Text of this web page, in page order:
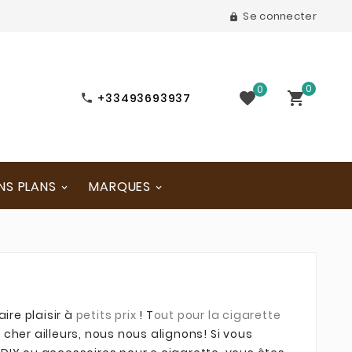
 Se connecter
 +33493693937 0 
0
PLANS MARQUES
plaisir à petits prix ! Tout pour la cigarette
ailleurs, nous nous alignons! Si vous